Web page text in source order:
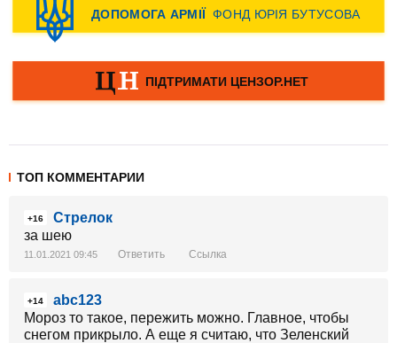
ТОП КОММЕНТАРИИ
+16
Стрелок
за шею
11.01.2021 09:45 Ответить Ссылка
+14
abc123
Мороз то такое, пережить можно. Главное, чтобы
снегом прикрыло. А еще я считаю, что Зеленский